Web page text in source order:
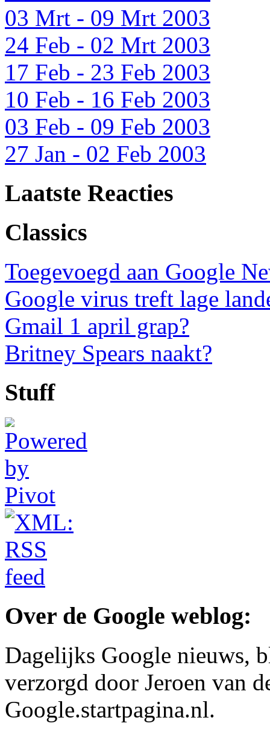
03 Mrt - 09 Mrt 2003
24 Feb - 02 Mrt 2003
17 Feb - 23 Feb 2003
10 Feb - 16 Feb 2003
03 Feb - 09 Feb 2003
27 Jan - 02 Feb 2003
Laatste Reacties
Classics
Toegevoegd aan Google
Google virus treft lage
Gmail 1 april grap?
Britney Spears naakt?
Stuff
Over de Google weblog:
Dagelijks Google nieuws,
verzorgd door Jeroen van
Google.startpagina.nl.